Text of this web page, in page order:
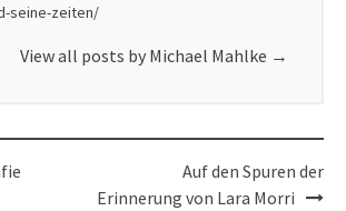
seine-zeiten/
View all posts by Michael Mahlke →
Auf den Spuren der
Erinnerung von Lara Morri